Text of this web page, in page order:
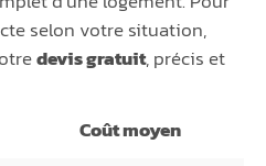
selon votre situation,
devis gratuit, précis et
Coût moyen